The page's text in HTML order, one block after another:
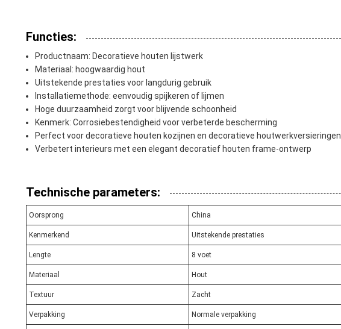
Functies:
Productnaam: Decoratieve houten lijstwerk
Materiaal: hoogwaardig hout
Uitstekende prestaties voor langdurig gebruik
Installatiemethode: eenvoudig spijkeren of lijmen
Hoge duurzaamheid zorgt voor blijvende schoonheid
Kenmerk: Corrosiebestendigheid voor verbeterde bescherming
Perfect voor decoratieve houten kozijnen en decoratieve houtwerkversieringen
Verbetert interieurs met een elegant decoratief houten frame-ontwerp
Technische parameters:
Oorsprong China
Kenmerkend Uitstekende prestaties
Lengte 8 voet
Materiaal Hout
Textuur Zacht
Verpakking Normale verpakking